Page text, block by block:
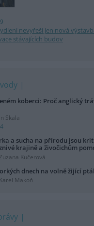
nevyřeší jen nová
stávajících budov
koberci: Proč anglický
Skala
a sucha na přírodu jsou
krajině a živočichům
Kučerová
dnech na volně žijící
Makoň